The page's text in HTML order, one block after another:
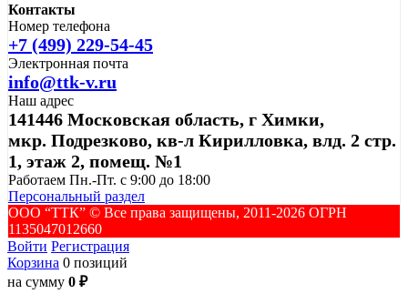
Контакты
Номер телефона
+7 (499) 229-54-45
Электронная почта
info@ttk-v.ru
Наш адрес
141446 Московская область, г Химки,
мкр. Подрезково, кв-л Кирилловка, влд. 2 стр.
1, этаж 2, помещ. №1
Работаем Пн.-Пт. с 9:00 до 18:00
Персональный раздел
ООО “ТТК” ©️ Все права защищены, 2011-2026 ОГРН
1135047012660
Войти Регистрация
Корзина 0 позиций
на сумму 0 ₽